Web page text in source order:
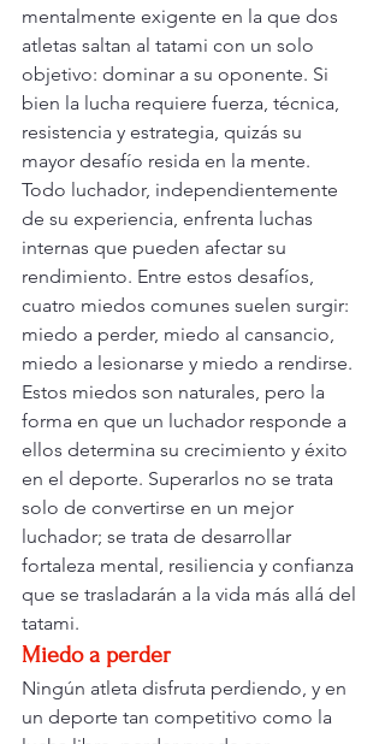
mentalmente exigente en la que dos
atletas saltan al tatami con un solo
objetivo: dominar a su oponente. Si
bien la lucha requiere fuerza, técnica,
resistencia y estrategia, quizás su
mayor desafío resida en la mente.
Todo luchador, independientemente
de su experiencia, enfrenta luchas
internas que pueden afectar su
rendimiento. Entre estos desafíos,
cuatro miedos comunes suelen surgir:
miedo a perder, miedo al cansancio,
miedo a lesionarse y miedo a rendirse.
Estos miedos son naturales, pero la
forma en que un luchador responde a
ellos determina su crecimiento y éxito
en el deporte. Superarlos no se trata
solo de convertirse en un mejor
luchador; se trata de desarrollar
fortaleza mental, resiliencia y confianza
que se trasladarán a la vida más allá del
tatami.
Miedo a perder
Ningún atleta disfruta perdiendo, y en
un deporte tan competitivo como la